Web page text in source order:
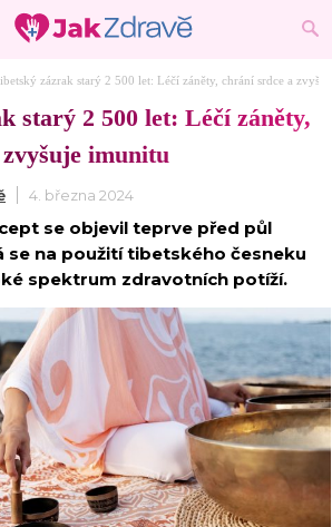
zázrak starý 2 500 let: Léčí záněty, chrání srdce a
starý 2 500 let: Léčí záněty,
imunitu
4. března 2024
se objevil teprve před půl
se na použití tibetského česneku
spektrum zdravotních potíží.